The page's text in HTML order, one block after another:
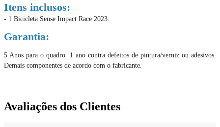
Itens inclusos:
- 1 Bicicleta Sense Impact Race 2023.
Garantia:
5 Anos para o quadro. 1 ano contra defeitos de pintura/verniz ou adesivos.
Demais componentes de acordo com o fabricante.
Avaliações dos Clientes